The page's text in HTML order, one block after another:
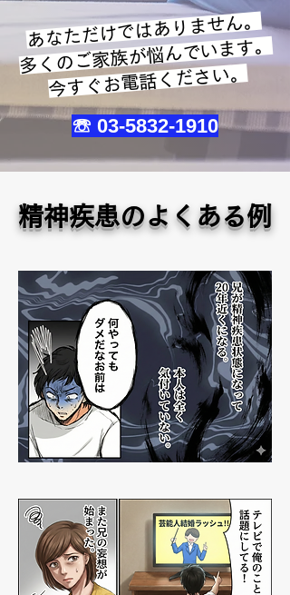
あなただけではありません。
​多くのご家族が悩んでいます。
今すぐお電話ください。
☏ 03-5832-1910
精神疾患のよくある例